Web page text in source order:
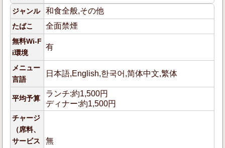
ジャンル 和食全般,その他
たばこ 全面禁煙
無料Wi-F
i環境
有
メニュー
言語
日本語,English,한국어,简体中文,繁体
平均予算
ランチ:約1,500円
ディナー:約1,500円
チャージ
（席料、
サービス
無